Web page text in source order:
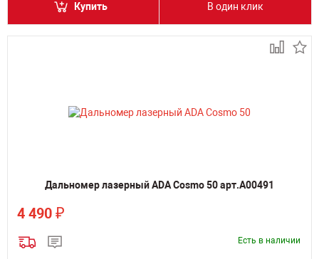
Купить В один клик
Дальномер лазерный ADA Cosmo 50 арт.А00491
4 490 ₽
Есть в наличии